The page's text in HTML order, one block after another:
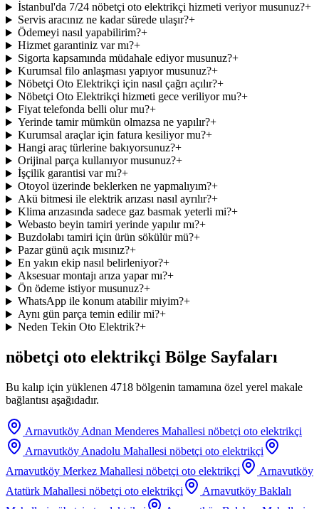
İstanbul'da 7/24 nöbetçi oto elektrikçi hizmeti veriyor musunuz?+
Servis aracınız ne kadar sürede ulaşır?+
Ödemeyi nasıl yapabilirim?+
Hizmet garantiniz var mı?+
Sigorta kapsamında müdahale ediyor musunuz?+
Kurumsal filo anlaşması yapıyor musunuz?+
Nöbetçi Oto Elektrikçi için nasıl çağrı açılır?+
Nöbetçi Oto Elektrikçi hizmeti gece veriliyor mu?+
Fiyat telefonda belli olur mu?+
Yerinde tamir mümkün olmazsa ne yapılır?+
Kurumsal araçlar için fatura kesiliyor mu?+
Hangi araç türlerine bakıyorsunuz?+
Orijinal parça kullanıyor musunuz?+
İşçilik garantisi var mı?+
Otoyol üzerinde beklerken ne yapmalıyım?+
Akü bitmesi ile elektrik arızası nasıl ayrılır?+
Klima arızasında sadece gaz basmak yeterli mi?+
Webasto beyin tamiri yerinde yapılır mı?+
Buzdolabı tamiri için ürün sökülür mü?+
Pazar günü açık mısınız?+
En yakın ekip nasıl belirleniyor?+
Aksesuar montajı arıza yapar mı?+
Ön ödeme istiyor musunuz?+
WhatsApp ile konum atabilir miyim?+
Aynı gün parça temin edilir mi?+
Neden Tekin Oto Elektrik?+
nöbetçi oto elektrikçi Bölge Sayfaları
Bu kalıp için yüklenen 4718 bölgenin tamamına özel yerel makale
bağlantısı aşağıdadır.
Arnavutköy Adnan Menderes Mahallesi nöbetçi oto elektrikçi
Arnavutköy Anadolu Mahallesi nöbetçi oto elektrikçi
Arnavutköy Merkez Mahallesi nöbetçi oto elektrikçi
Arnavutköy
Atatürk Mahallesi nöbetçi oto elektrikçi
Arnavutköy Baklalı